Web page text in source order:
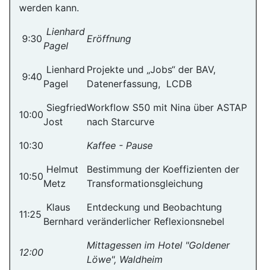
werden kann.
9:30
Lienhard
Pagel
Eröffnung
9:40
Lienhard
Pagel
Projekte und „Jobs“ der BAV,
Datenerfassung, LCDB
10:00
Siegfried
Jost
Workflow S50 mit Nina über ASTAP
nach Starcurve
10:30
Kaffee - Pause
10:50
Helmut
Metz
Bestimmung der Koeffizienten der
Transformationsgleichung
11:25
Klaus
Bernhard
Entdeckung und Beobachtung
veränderlicher Reflexionsnebel
12:00
Mittagessen im Hotel "Goldener
Löwe", Waldheim